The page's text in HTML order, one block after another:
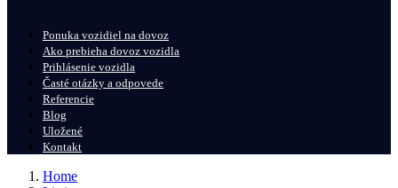
Ponuka vozidiel na dovoz
Ako prebieha dovoz vozidla
Prihlásenie vozidla
Časté otázky a odpovede
Referencie
Blog
Uložené
Kontakt
Home